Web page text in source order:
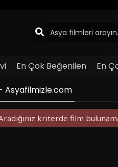
En Çok Beğenilen En
Asyafilmizle.com
kriterde film